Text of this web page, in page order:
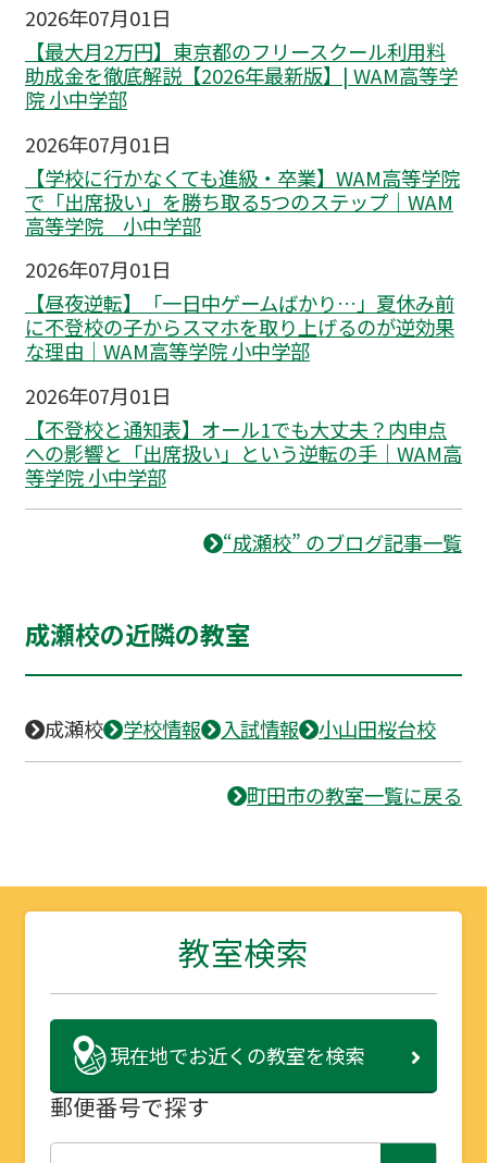
2026年07月01日
【最大月2万円】東京都のフリースクール利用料
助成金を徹底解説【2026年最新版】| WAM高等学
院 小中学部
2026年07月01日
【学校に行かなくても進級・卒業】WAM高等学院
で「出席扱い」を勝ち取る5つのステップ｜WAM
高等学院 小中学部
2026年07月01日
【昼夜逆転】「一日中ゲームばかり…」夏休み前
に不登校の子からスマホを取り上げるのが逆効果
な理由｜WAM高等学院 小中学部
2026年07月01日
【不登校と通知表】オール1でも大丈夫？内申点
への影響と「出席扱い」という逆転の手｜WAM高
等学院 小中学部
“成瀬校” のブログ記事一覧
成瀬校の近隣の教室
成瀬校 学校情報 入試情報 小山田桜台校
町田市の教室一覧に戻る
教室検索
現在地でお近くの教室を検索
郵便番号で探す